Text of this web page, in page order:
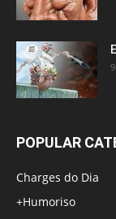
POPULAR
Charges do Dia
+Humoriso